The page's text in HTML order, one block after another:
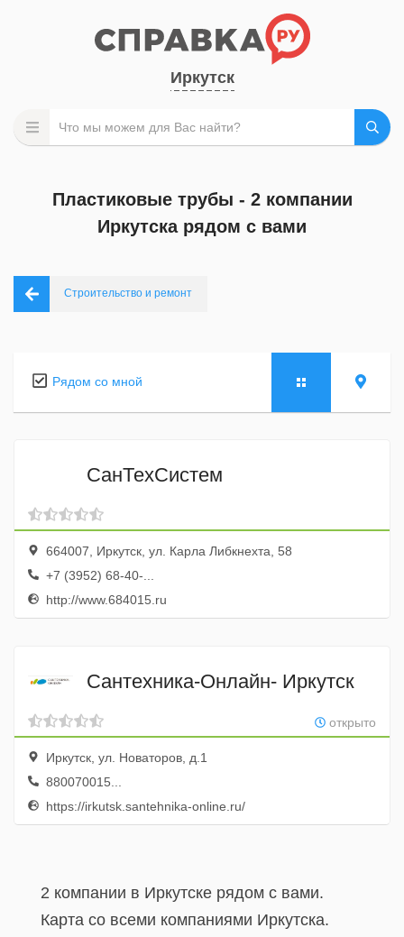
Иркутск
Пластиковые трубы - 2 компании
Иркутска рядом с вами
Строительство и ремонт
Рядом со мной
СанТехСистем
664007, Иркутск, ул. Карла Либкнехта, 58
+7 (3952) 68-40-...
http://www.684015.ru
Сантехника-Онлайн- Иркутск
открыто
Иркутск, ул. Новаторов, д.1
880070015...
https://irkutsk.santehnika-online.ru/
2 компании в Иркутске рядом с вами.
Карта со всеми компаниями Иркутска.